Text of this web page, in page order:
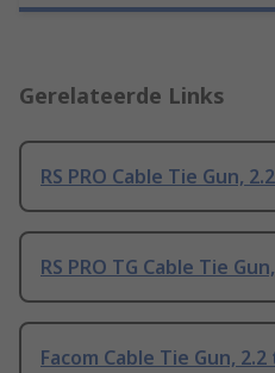
Gerelateerde Links
RS PRO Cable Tie Gun,
RS PRO TG Cable Tie
Facom Cable Tie Gun,